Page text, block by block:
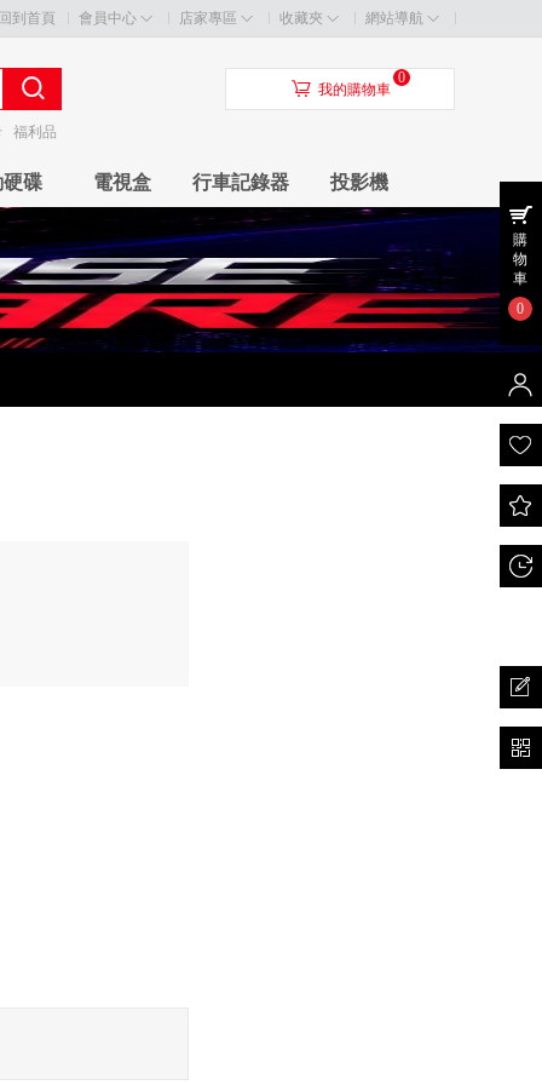
回到首頁 會員中心 店家專區 收藏夾 網站導航
福利品
󰃦 我的購物車
0
碟 電視盒 行車記錄器 投影機
購
物
車
0